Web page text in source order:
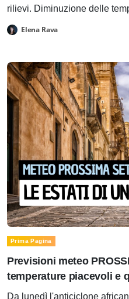
rilievi. Diminuzione delle
Elena Rava
Prima Pagina
Previsioni meteo
temperature piacevoli e
Da lunedì l'anticiclone